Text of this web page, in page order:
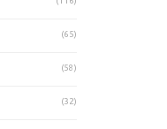
(65)
(58)
(32)